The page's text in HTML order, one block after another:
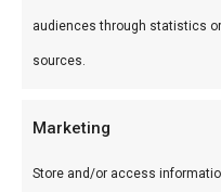
audiences through statistics
sources.
Marketing
Store and/or access
Stap-voor-
of lump (Bushveld